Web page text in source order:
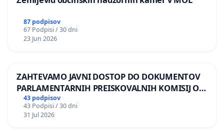
87 podpisov
67 Podpisi / 30 dni
23 Jun 2026
ZAHTEVAMO JAVNI DOSTOP DO DOKUMENTOV
PARLAMENTARNIH PREISKOVALNIH KOMISIJ O
ILEGALNI TRGOVINI Z OROŽJEM
43 podpisov
43 Podpisi / 30 dni
31 Jul 2026